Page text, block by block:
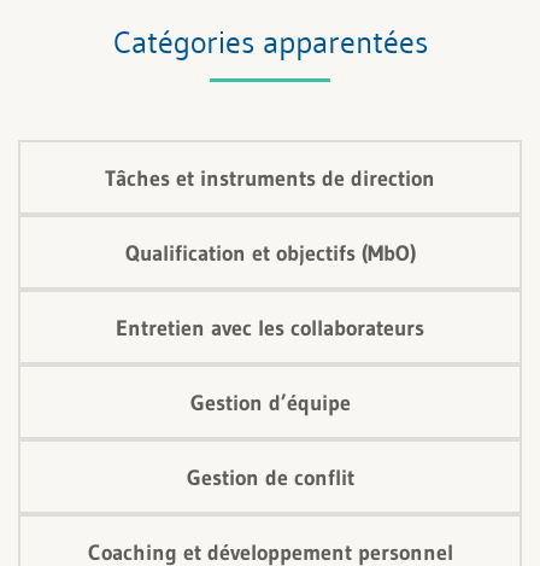
nouveau cadre.Catégories apparentées
Tâches et instruments de direction
Qualification et objectifs (MbO)
Entretien avec les collaborateurs
Gestion d’équipe
Gestion de conflit
Coaching et développement personnel